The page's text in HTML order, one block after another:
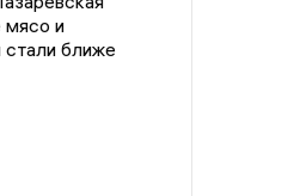
мясо и
ближе